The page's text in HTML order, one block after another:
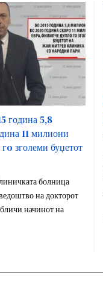
година 5,8
11 милиони
зголеми буџетот
болница
на докторот
начинот на